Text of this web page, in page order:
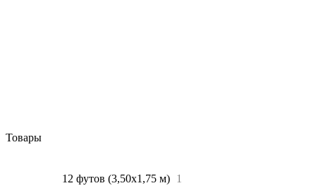
Товары
12 футов (3,50х1,75 м) 1